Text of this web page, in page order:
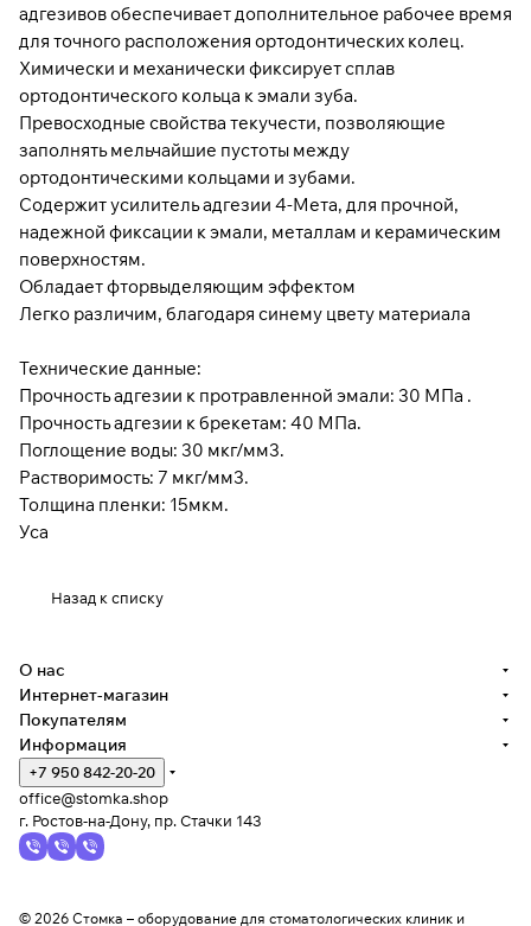
адгезивов обеспечивает дополнительное рабочее время
для точного расположения ортодонтических колец.
Химически и механически фиксирует сплав
ортодонтического кольца к эмали зуба.
Превосходные свойства текучести, позволяющие
заполнять мельчайшие пустоты между
ортодонтическими кольцами и зубами.
Содержит усилитель адгезии 4-Мета, для прочной,
надежной фиксации к эмали, металлам и керамическим
поверхностям.
Обладает фторвыделяющим эффектом
Легко различим, благодаря синему цвету материала
Технические данные:
Прочность адгезии к протравленной эмали: 30 МПа .
Прочность адгезии к брекетам: 40 МПа.
Поглощение воды: 30 мкг/мм3.
Растворимость: 7 мкг/мм3.
Толщина пленки: 15мкм.
Уса
Назад к списку
О нас
Интернет-магазин
Покупателям
Информация
+7 950 842-20-20
office@stomka.shop
г. Ростов-на-Дону, пр. Стачки 143
© 2026 Стомка – оборудование для стоматологических клиник и